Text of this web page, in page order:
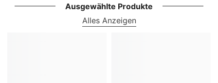
Ausgewählte Produkte
Alles Anzeigen